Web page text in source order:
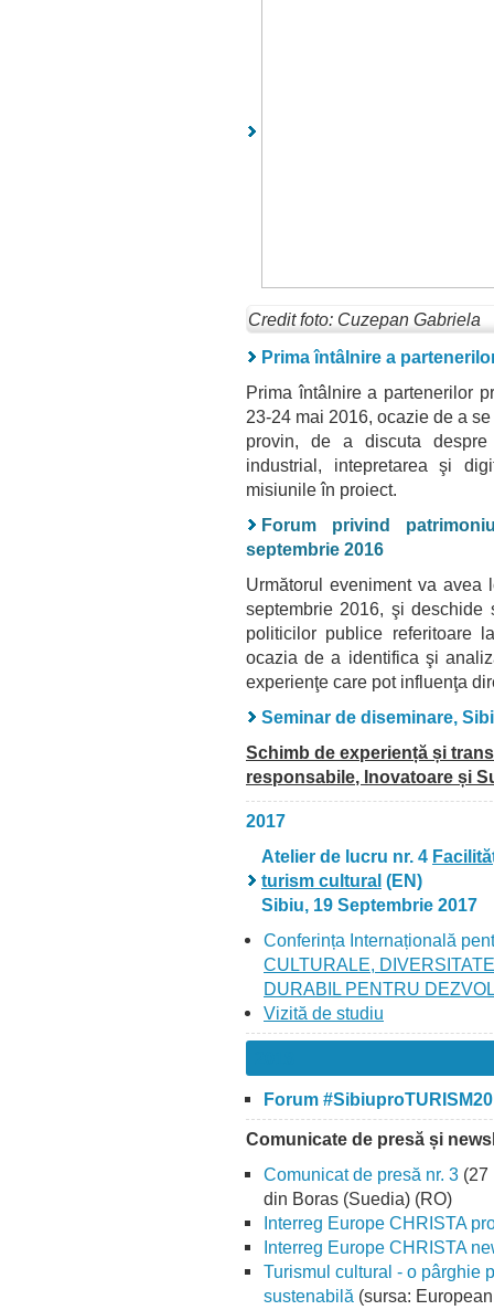
Credit foto: Cuzepan Gabriela
Prima întâlnire a
Prima întâlnire a partenerilor
23-24 mai 2016, ocazie de a
provin, de a discuta
industrial, intepretarea şi
misiunile în proiect.
Forum privind
septembrie 2016
Următorul eveniment va
septembrie 2016, şi
politicilor publice referitoare
ocazia de a identifica şi
experienţe care pot influenţa
Seminar de diseminare,
Schimb de experiență și
responsabile, Inovatoare și
2017
Atelier de lucru nr. 4
turism cultural (EN)
Sibiu, 19 Septembrie 2017
Conferința Internațională
CULTURALE,
DURABIL PENTRU
Vizită de studiu
Forum
Comunicate de presă și
Comunicat de presă nr. 3 (27
din Boras (Suedia) (RO)
Interreg Europe CHRISTA
Interreg Europe CHRISTA
Turismul cultural - o pârghie
sustenabilă (sursa: